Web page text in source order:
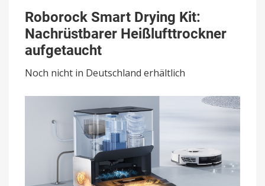
Smart
Drying
Kit:
Nachrüstbarer
Heißlufttrockner
aufgetaucht
Roborock Smart Drying Kit:
Nachrüstbarer Heißlufttrockner
aufgetaucht
Noch nicht in Deutschland erhältlich